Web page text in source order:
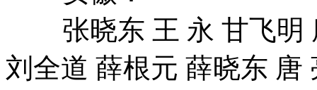
张晓东 王 永 甘飞明
刘全道 薛根元 薛晓东 唐